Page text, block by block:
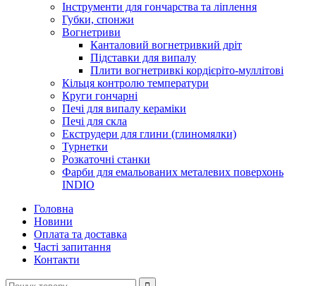
Інструменти для гончарства та ліплення
Губки, спонжи
Вогнетриви
Канталовий вогнетривкий дріт
Підставки для випалу
Плити вогнетривкі кордієріто-муллітові
Кільця контролю температури
Круги гончарні
Печі для випалу кераміки
Печі для скла
Екструдери для глини (глиномялки)
Турнетки
Розкаточні станки
Фарби для емальованих металевих поверхонь
INDIO
Головна
Новини
Оплата та доставка
Часті запитання
Контакти